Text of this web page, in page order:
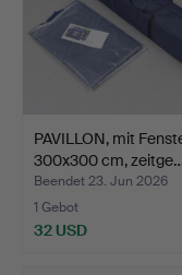
PAVILLON, mit
300x300 cm,
Beendet 23. Jun 2026
1 Gebot
32 USD